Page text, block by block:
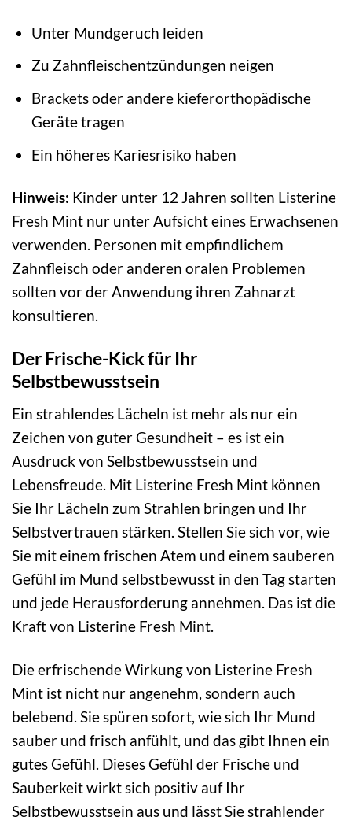
Unter Mundgeruch leiden
Zu Zahnfleischentzündungen neigen
Brackets oder andere kieferorthopädische
Geräte tragen
Ein höheres Kariesrisiko haben
Hinweis: Kinder unter 12 Jahren sollten Listerine
Fresh Mint nur unter Aufsicht eines Erwachsenen
verwenden. Personen mit empfindlichem
Zahnfleisch oder anderen oralen Problemen
sollten vor der Anwendung ihren Zahnarzt
konsultieren.
Der Frische-Kick für Ihr
Selbstbewusstsein
Ein strahlendes Lächeln ist mehr als nur ein
Zeichen von guter Gesundheit – es ist ein
Ausdruck von Selbstbewusstsein und
Lebensfreude. Mit Listerine Fresh Mint können
Sie Ihr Lächeln zum Strahlen bringen und Ihr
Selbstvertrauen stärken. Stellen Sie sich vor, wie
Sie mit einem frischen Atem und einem sauberen
Gefühl im Mund selbstbewusst in den Tag starten
und jede Herausforderung annehmen. Das ist die
Kraft von Listerine Fresh Mint.
Die erfrischende Wirkung von Listerine Fresh
Mint ist nicht nur angenehm, sondern auch
belebend. Sie spüren sofort, wie sich Ihr Mund
sauber und frisch anfühlt, und das gibt Ihnen ein
gutes Gefühl. Dieses Gefühl der Frische und
Sauberkeit wirkt sich positiv auf Ihr
Selbstbewusstsein aus und lässt Sie strahlender